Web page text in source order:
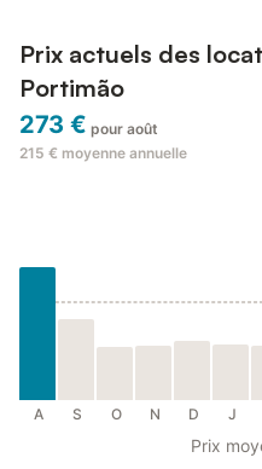
Prix actuels des
Portimão
273 € pour août
215 € moyenne annuelle
A S O N D J
Prix